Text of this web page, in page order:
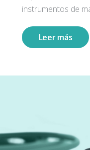
instrumentos de
Leer más